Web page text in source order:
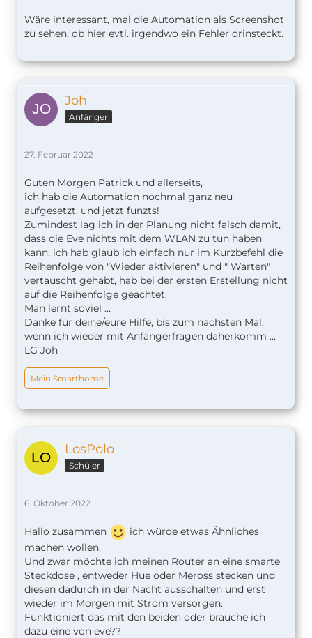
Wäre interessant, mal die Automation als Screenshot
zu sehen, ob hier evtl. irgendwo ein Fehler drinsteckt.
Joh
Anfänger
27. Februar 2022
Guten Morgen Patrick und allerseits,
ich hab die Automation nochmal ganz neu
aufgesetzt, und jetzt funzts!
Zumindest lag ich in der Planung nicht falsch damit,
dass die Eve nichts mit dem WLAN zu tun haben
kann, ich hab glaub ich einfach nur im Kurzbefehl die
Reihenfolge von "Wieder aktivieren" und " Warten"
vertauscht gehabt, hab bei der ersten Erstellung nicht
auf die Reihenfolge geachtet.
Man lernt soviel ...
Danke für deine/eure Hilfe, bis zum nächsten Mal,
wenn ich wieder mit Anfängerfragen daherkomm ...
LG Joh
Mein Smarthome
LosPolo
Schüler
6. Oktober 2022
Hallo zusammen
ich würde etwas Ähnliches
machen wollen.
Und zwar möchte ich meinen Router an eine smarte
Steckdose , entweder Hue oder Meross stecken und
diesen dadurch in der Nacht ausschalten und erst
wieder im Morgen mit Strom versorgen.
Funktioniert das mit den beiden oder brauche ich
dazu eine von eve??